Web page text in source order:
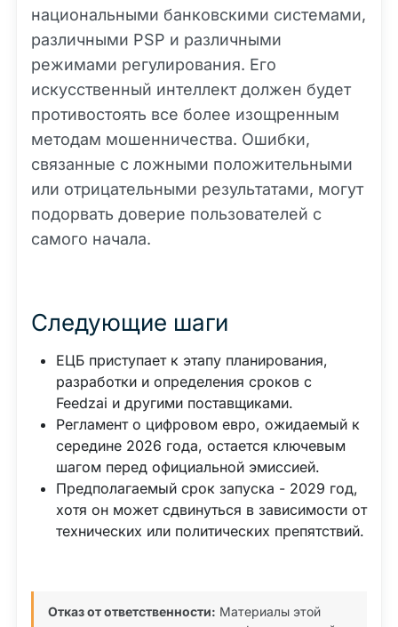
национальными банковскими системами,
различными PSP и различными
режимами регулирования. Его
искусственный интеллект должен будет
противостоять все более изощренным
методам мошенничества. Ошибки,
связанные с ложными положительными
или отрицательными результатами, могут
подорвать доверие пользователей с
самого начала.
Следующие шаги
ЕЦБ приступает к этапу планирования,
разработки и определения сроков с
Feedzai и другими поставщиками.
Регламент о цифровом евро, ожидаемый к
середине 2026 года, остается ключевым
шагом перед официальной эмиссией.
Предполагаемый срок запуска - 2029 год,
хотя он может сдвинуться в зависимости от
технических или политических препятствий.
Отказ от ответственности: Материалы этой